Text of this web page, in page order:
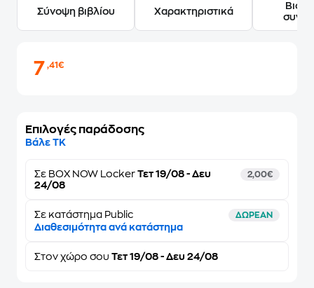
Σύνοψη βιβλίου Χαρακτηριστικά
7,41€
Επιλογές παράδοσης
Βάλε ΤΚ
Σε BOX NOW Locker Τετ 19/08 - Δευ
24/08
2,00€
Σε κατάστημα Public ΔΩΡΕΑΝ
Διαθεσιμότητα ανά κατάστημα
Στον χώρο σου Τετ 19/08 - Δευ 24/08